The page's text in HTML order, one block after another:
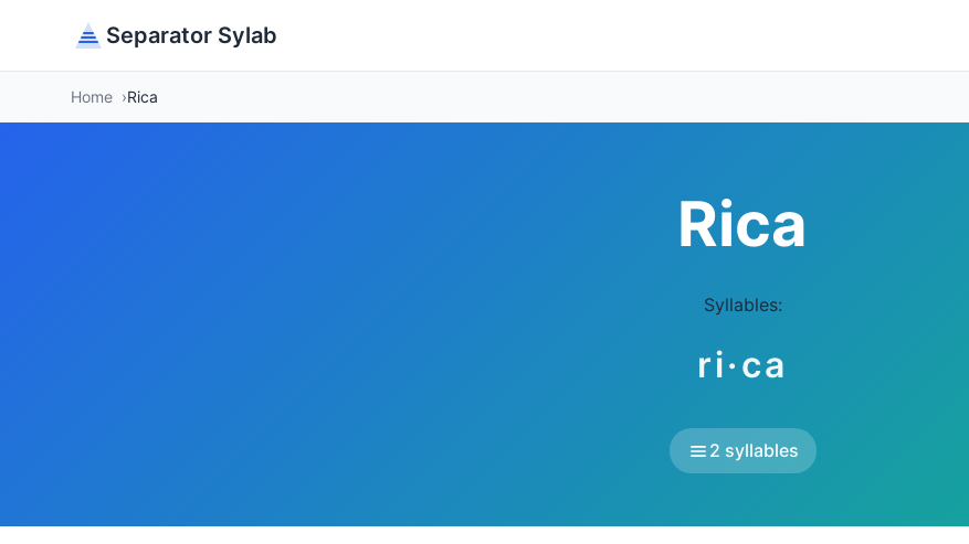
Separator Sylab
Home Rica
Rica
Syllables:
ri·ca
2 syllables